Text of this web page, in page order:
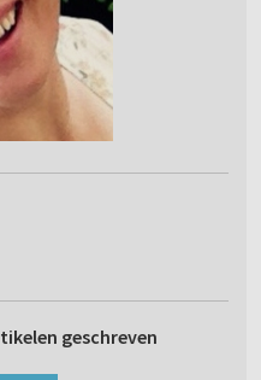
geschreven